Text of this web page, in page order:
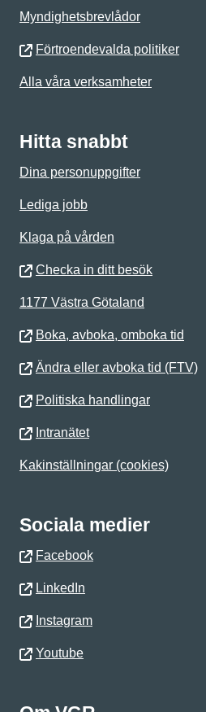
Myndighetsbrevlådor
Förtroendevalda politiker
Alla våra verksamheter
Hitta snabbt
Dina personuppgifter
Lediga jobb
Klaga på vården
Checka in ditt besök
1177 Västra Götaland
Boka, avboka, omboka tid
Ändra eller avboka tid (FTV)
Politiska handlingar
Intranätet
Kakinställningar (cookies)
Sociala medier
Facebook
LinkedIn
Instagram
Youtube